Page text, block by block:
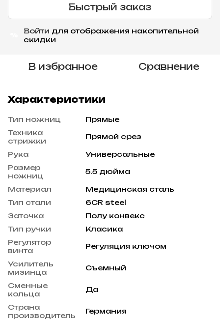
Быстрый заказ
Войти для отображения накопительной
скидки
В избранное Сравнение
Характеристики
Тип ножниц
Прямые
Техника
стрижки
Прямой срез
Рука
Универсальные
Размер
ножниц
5.5 дюйма
Материал
Медицинская сталь
Тип стали
6CR steel
Заточка
Полу конвекс
Тип ручки
Класика
Регулятор
винта
Регуляция ключом
Усилитель
мизинца
Съемный
Сменные
кольца
Да
Страна
производитель
Германия